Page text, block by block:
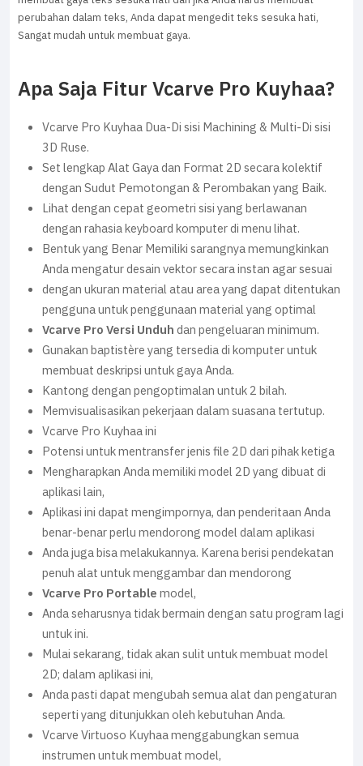
perubahan dalam teks, Anda dapat mengedit teks sesuka hati,
Sangat mudah untuk membuat gaya.
Apa Saja Fitur Vcarve Pro Kuyhaa?
Vcarve Pro Kuyhaa Dua-Di sisi Machining & Multi-Di sisi
3D Ruse.
Set lengkap Alat Gaya dan Format 2D secara kolektif
dengan Sudut Pemotongan & Perombakan yang Baik.
Lihat dengan cepat geometri sisi yang berlawanan
dengan rahasia keyboard komputer di menu lihat.
Bentuk yang Benar Memiliki sarangnya memungkinkan
Anda mengatur desain vektor secara instan agar sesuai
dengan ukuran material atau area yang dapat ditentukan
pengguna untuk penggunaan material yang optimal
Vcarve Pro Versi Unduhdan pengeluaran minimum.
Gunakan baptistère yang tersedia di komputer untuk
membuat deskripsi untuk gaya Anda.
Kantong dengan pengoptimalan untuk 2 bilah.
Memvisualisasikan pekerjaan dalam suasana tertutup.
Vcarve Pro Kuyhaa ini
Potensi untuk mentransfer jenis file 2D dari pihak ketiga
Mengharapkan Anda memiliki model 2D yang dibuat di
aplikasi lain,
Aplikasi ini dapat mengimpornya, dan penderitaan Anda
benar-benar perlu mendorong model dalam aplikasi
Anda juga bisa melakukannya. Karena berisi pendekatan
penuh alat untuk menggambar dan mendorong
Vcarve Pro Portablemodel,
Anda seharusnya tidak bermain dengan satu program lagi
untuk ini.
Mulai sekarang, tidak akan sulit untuk membuat model
2D; dalam aplikasi ini,
Anda pasti dapat mengubah semua alat dan pengaturan
seperti yang ditunjukkan oleh kebutuhan Anda.
Vcarve Virtuoso Kuyhaa menggabungkan semua
instrumen untuk membuat model,